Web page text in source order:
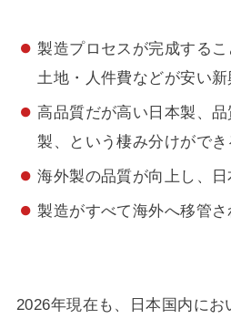
製造プロセスが完成するこ
土地・人件費などが安い
高品質だが高い日本製、
製、という棲み分けができ
海外製の品質が向上し、
製造がすべて海外へ移管さ
2026年現在も、日本国内にお